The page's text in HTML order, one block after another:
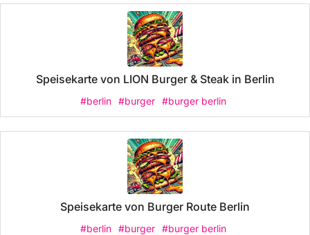
Speisekarte von LION Burger & Steak in Berlin
#berlin #burger #burger berlin
Speisekarte von Burger Route Berlin
#berlin #burger #burger berlin